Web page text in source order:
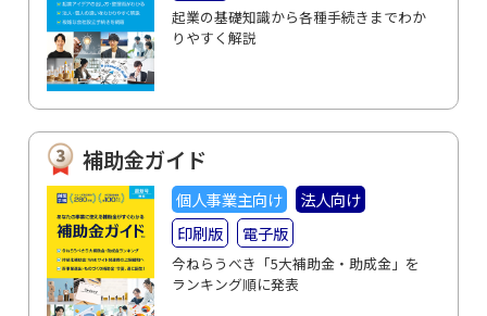
起業の基礎知識から各種手続きまでわか
りやすく解説
補助金ガイド
個人事業主向け
法人向け
印刷版
電子版
今ねらうべき「5大補助金・助成金」を
ランキング順に発表